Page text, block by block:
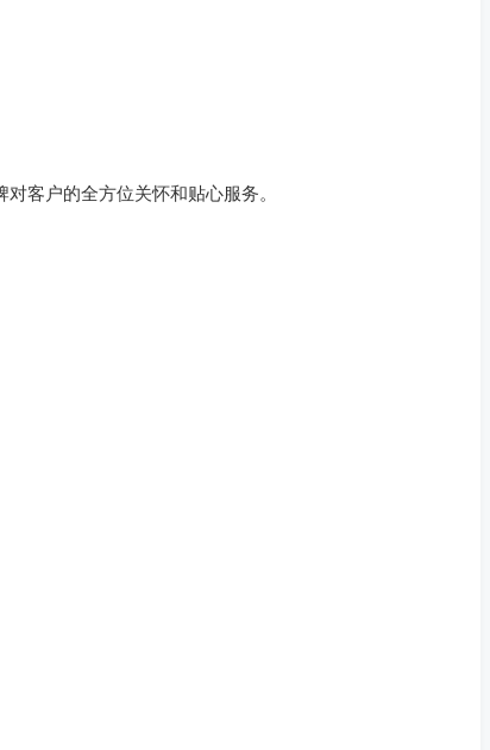
客户的全方位关怀和贴心服务。